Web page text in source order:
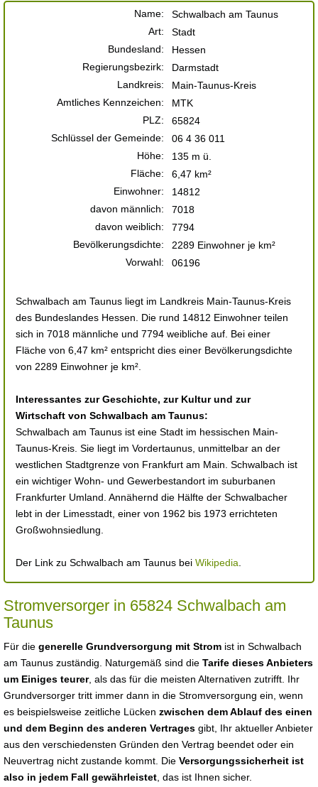
Name:
Schwalbach am Taunus
Art:
Stadt
Bundesland:
Hessen
Regierungsbezirk:
Darmstadt
Landkreis:
Main-Taunus-Kreis
Amtliches Kennzeichen:
MTK
PLZ:
65824
Schlüssel der Gemeinde:
06 4 36 011
Höhe:
135 m ü.
Fläche:
6,47 km²
Einwohner:
14812
davon männlich:
7018
davon weiblich:
7794
Bevölkerungsdichte:
2289 Einwohner je km²
Vorwahl:
06196
Schwalbach am Taunus liegt im Landkreis Main-Taunus-Kreis
des Bundeslandes Hessen. Die rund 14812 Einwohner teilen
sich in 7018 männliche und 7794 weibliche auf. Bei einer
Fläche von 6,47 km² entspricht dies einer Bevölkerungsdichte
von 2289 Einwohner je km².
Interessantes zur Geschichte, zur Kultur und zur
Wirtschaft von Schwalbach am Taunus:
Schwalbach am Taunus ist eine Stadt im hessischen Main-
Taunus-Kreis. Sie liegt im Vordertaunus, unmittelbar an der
westlichen Stadtgrenze von Frankfurt am Main. Schwalbach ist
ein wichtiger Wohn- und Gewerbestandort im suburbanen
Frankfurter Umland. Annähernd die Hälfte der Schwalbacher
lebt in der Limesstadt, einer von 1962 bis 1973 errichteten
Großwohnsiedlung.
Der Link zu Schwalbach am Taunus bei Wikipedia
Stromversorger in 65824 Schwalbach am
Taunus
Für die generelle Grundversorgung mit Strom ist in Schwalbach
am Taunus zuständig. Naturgemäß sind die Tarife dieses Anbieters
um Einiges teurer, als das für die meisten Alternativen zutrifft. Ihr
Grundversorger tritt immer dann in die Stromversorgung ein, wenn
es beispielsweise zeitliche Lücken zwischen dem Ablauf des einen
und dem Beginn des anderen Vertrages gibt, Ihr aktueller Anbieter
aus den verschiedensten Gründen den Vertrag beendet oder ein
Neuvertrag nicht zustande kommt. Die Versorgungssicherheit ist
also in jedem Fall gewährleistet , das ist Ihnen sicher.